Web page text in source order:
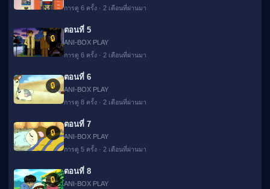
การดู 6 ครั้ง · 2 เดือนที่ผ่านมา
🔒
ตอนที่ 5
ANI-BOX PLAY
การดู 6 ครั้ง · 2 เดือนที่ผ่านมา
🔒
ตอนที่ 6
ANI-BOX PLAY
การดู 8 ครั้ง · 2 เดือนที่ผ่านมา
🔒
ตอนที่ 7
ANI-BOX PLAY
การดู 5 ครั้ง · 2 เดือนที่ผ่านมา
🔒
ตอนที่ 8
ANI-BOX PLAY